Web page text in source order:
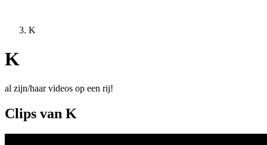
K
K
al zijn/haar videos op een rij!
Clips van K